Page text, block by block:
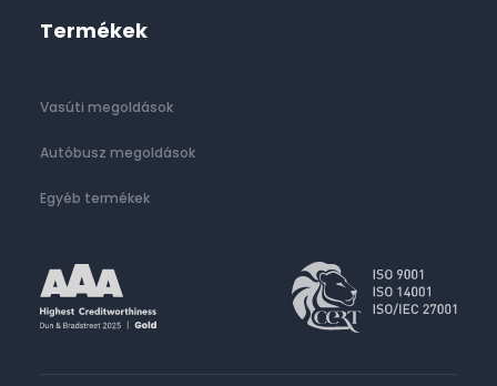
Termékek
Vasúti megoldások
Autóbusz megoldások
Egyéb termékek